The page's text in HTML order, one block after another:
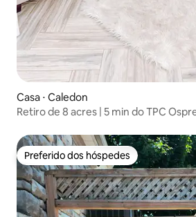
Casa ⋅ Caledon
Retiro de 8 acres | 5 min do TPC
Preferido dos hóspedes
Preferido dos hóspedes